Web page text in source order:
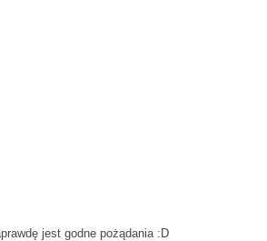
jest godne pożądania :D